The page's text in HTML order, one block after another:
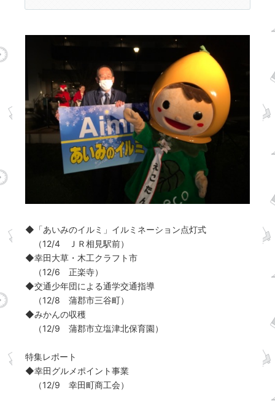
◆「あいみのイルミ」イルミネーション点灯式
（12/4 ＪＲ相見駅前）
◆幸田大草・木工クラフト市
（12/6 正楽寺）
◆交通少年団による通学交通指導
（12/8 蒲郡市三谷町）
◆みかんの収穫
（12/9 蒲郡市立塩津北保育園）
特集レポート
◆幸田グルメポイント事業
（12/9 幸田町商工会）